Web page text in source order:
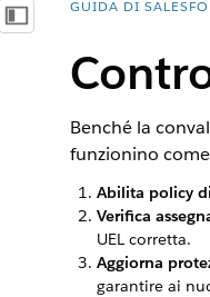
Mostra sommario
Ti trovi qui:
GUIDA DI
Benché la
funzionino
Abilita policy
Verifica
UEL corretta.
Aggiorna
garantire ai